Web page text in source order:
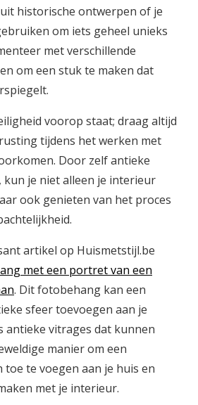
historische ontwerpen of je
om iets geheel unieks
met verschillende
om een stuk te maken dat
voorop staat; draag altijd
tijdens het werken met
Door zelf antieke
kun je niet alleen je interieur
ook genieten van het proces
artikel op Huismetstijl.be
met een portret van een
. Dit fotobehang kan een
sfeer toevoegen aan je
antieke vitrages dat kunnen
manier om een
te voegen aan je huis en
met je interieur.